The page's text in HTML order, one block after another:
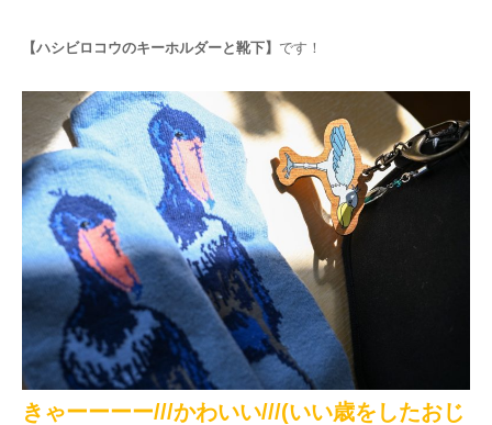
【ハシビロコウのキーホルダーと靴下】 です！
きゃーーーー///かわいい///(いい歳をしたおじ